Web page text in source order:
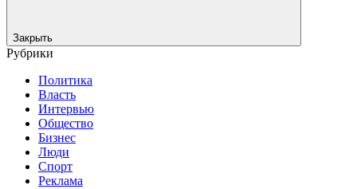
Закрыть
Рубрики
Политика
Власть
Интервью
Общество
Бизнес
Люди
Спорт
Реклама